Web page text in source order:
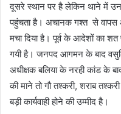
दूसरे स्थान पर है लेकिन थाने में
पहुंचता है। अचानक गश्त से वापस
मचा दिया है। पूर्व के आदेशों का
गयी है। जनपद आगमन के बाद
अधीक्षक बलिया के नरही कांड के
की माने तो गौ तश्करी, शराब
बड़ी कार्यवाही होने की उम्मीद है।